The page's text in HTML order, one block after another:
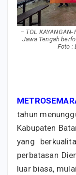
– TOL
Jawa Tengah
Foto :
tahun
Kabupaten
yang
perbatasan
luar biasa,